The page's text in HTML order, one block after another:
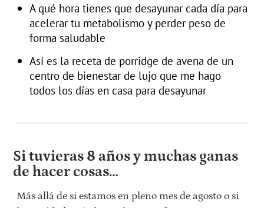
A qué hora tienes que desayunar cada día para
acelerar tu metabolismo y perder peso de
forma saludable
Así es la receta de porridge de avena de un
centro de bienestar de lujo que me hago
todos los días en casa para desayunar
Si tuvieras 8 años y muchas ganas
de hacer cosas…
Más allá de si estamos en pleno mes de agosto o si